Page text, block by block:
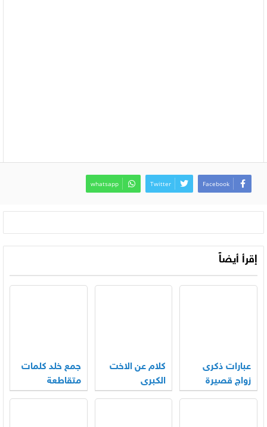
Facebook
Twitter
whatsapp
إقرأ أيضاً
عبارات ذكرى
زواج قصيرة
كلام عن الاخت
الكبرى
جمع خلد كلمات
متقاطعة